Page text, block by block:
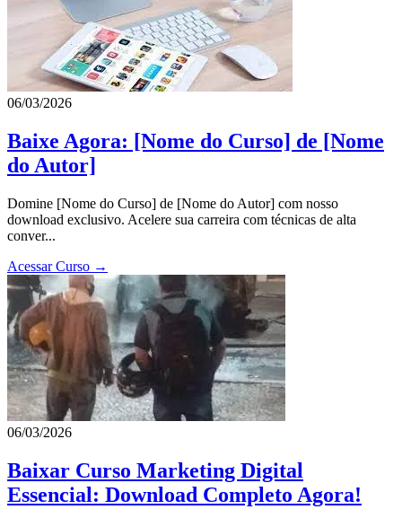
06/03/2026
Baixe Agora: [Nome do Curso] de [Nome
do Autor]
Domine [Nome do Curso] de [Nome do Autor] com nosso
download exclusivo. Acelere sua carreira com técnicas de alta
conver...
Acessar Curso →
06/03/2026
Baixar Curso Marketing Digital
Essencial: Download Completo Agora!